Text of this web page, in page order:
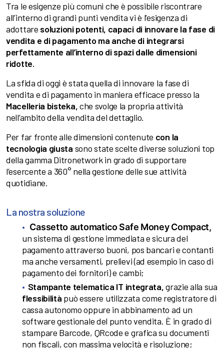
Tra le esigenze più comuni che è possibile riscontrare
all’interno di grandi punti vendita vi è l’esigenza di
adottare soluzioni potenti, capaci di innovare la fase di
vendita e di pagamento ma anche di integrarsi
perfettamente all’interno di spazi dalle dimensioni
ridotte.
La sfida di oggi è stata quella di innovare la fase di
vendita e di pagamento in maniera efficace presso la
Macelleria bisteka,che svolge la propria attività
nell’ambito della vendita del dettaglio.
Per far fronte alle dimensioni contenute con la
tecnologia giusta sono state scelte diverse soluzioni top
della gamma Ditronetwork in grado di supportare
l’esercente a 360° nella gestione delle sue attività
quotidiane.
La nostra soluzione
Cassetto automaticoSafe Money Compact,
un sistema di gestione immediata e sicura del
pagamento attraverso buoni, pos bancari e contanti
ma anche versamenti, prelievi (ad esempio in caso di
pagamento dei fornitori) e cambi;
Stampante telematica IT integrata,grazie alla sua
flessibilità può essere utilizzata come registratore di
cassa autonomo oppure in abbinamento ad un
software gestionale del punto vendita. È in grado di
stampare Barcode, QRcode e grafica su documenti
non fiscali, con massima velocità e risoluzione;